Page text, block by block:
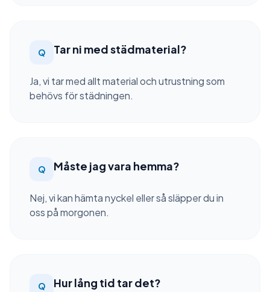
Q Tar ni med städmaterial?
Ja, vi tar med allt material och utrustning som
behövs för städningen.
Q Måste jag vara hemma?
Nej, vi kan hämta nyckel eller så släpper du in
oss på morgonen.
Q Hur lång tid tar det?